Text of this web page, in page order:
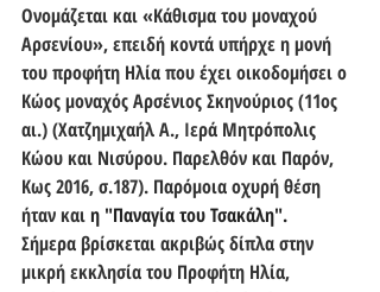
Ονομάζεται και «Κάθισμα του μοναχού
Αρσενίου», επειδή κοντά υπήρχε η μονή
του προφήτη Ηλία που έχει οικοδομήσει ο
Κώος μοναχός Αρσένιος Σκηνούριος (11ος
αι.) (Χατζημιχαήλ Α., Ιερά Μητρόπολις
Κώου και Νισύρου. Παρελθόν και Παρόν,
Κως 2016, σ.187). Παρόμοια οχυρή θέση
ήταν και η "Παναγία του Τσακάλη".
Σήμερα βρίσκεται ακριβώς δίπλα στην
μικρή εκκλησία του Προφήτη Ηλία,